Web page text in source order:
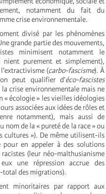
notamment du fait du
crise environnementale.
divisé par les phénomènes
grande partie des mouvements,
minimisent notamment le
purement et simplement),
(carbo-fascisme). À
peut qualifier d’éco-fascistes
crise environnementale mais ne
écologie » les vieilles idéologies
associées aux idées de rôles et
notamment), mais aussi de
nom de la « pureté de la race » ou
cultures »). De même utilisent-ils
pour en appeler à des solutions
(leur néo-malthusianisme
une répression accrue des
total des migrations).
minoritaires par rapport aux